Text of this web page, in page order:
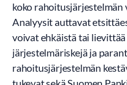
koko rahoitusjärjestelmän
Analyysit auttavat
voivat ehkäistä tai
järjestelmäriskejä ja
rahoitusjärjestelmän